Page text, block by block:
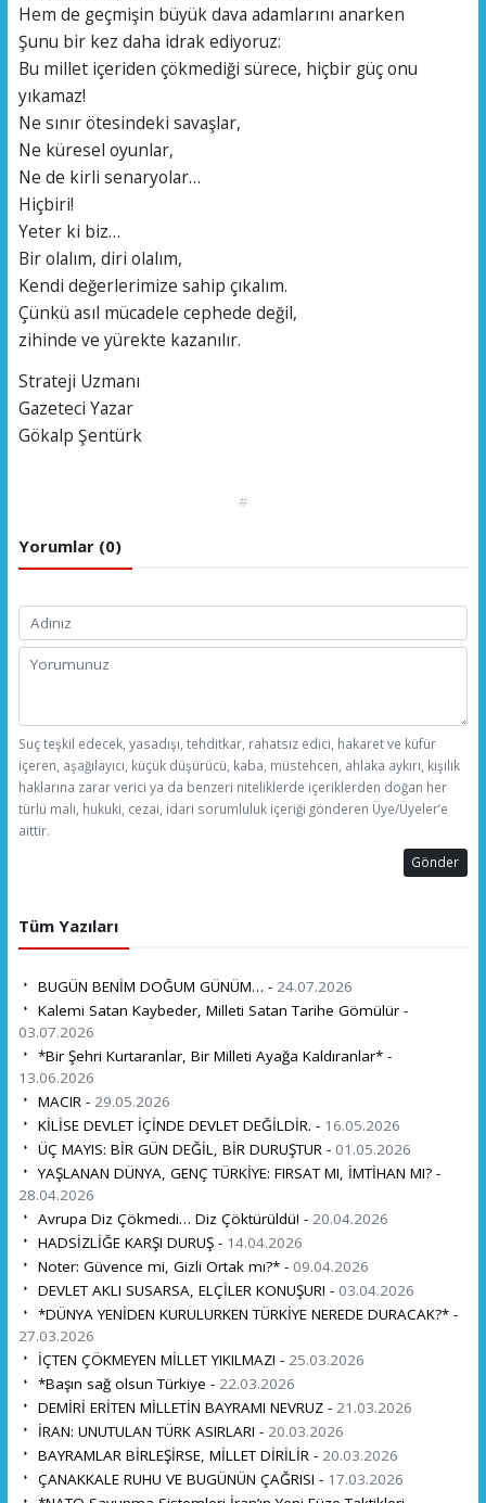
Hem de geçmişin büyük dava adamlarını anarken
Şunu bir kez daha idrak ediyoruz:
Bu millet içeriden çökmediği sürece, hiçbir güç onu
yıkamaz!
Ne sınır ötesindeki savaşlar,
Ne küresel oyunlar,
Ne de kirli senaryolar…
Hiçbiri!
Yeter ki biz…
Bir olalım, diri olalım,
Kendi değerlerimize sahip çıkalım.
Çünkü asıl mücadele cephede değil,
zihinde ve yürekte kazanılır.
Strateji Uzmanı
Gazeteci Yazar
Gökalp Şentürk
#
Yorumlar (0)
Suç teşkil edecek, yasadışı, tehditkar, rahatsız edici, hakaret ve küfür
içeren, aşağılayıcı, küçük düşürücü, kaba, müstehcen, ahlaka aykırı, kişilik
haklarına zarar verici ya da benzeri niteliklerde içeriklerden doğan her
türlü mali, hukuki, cezai, idari sorumluluk içeriği gönderen Üye/Üyeler’e
aittir.
Gönder
Tüm Yazıları
BUGÜN BENİM DOĞUM GÜNÜM… - 24.07.2026
Kalemi Satan Kaybeder, Milleti Satan Tarihe Gömülür -
03.07.2026
*Bir Şehri Kurtaranlar, Bir Milleti Ayağa Kaldıranlar* -
13.06.2026
MACIR - 29.05.2026
KİLİSE DEVLET İÇİNDE DEVLET DEĞİLDİR. - 16.05.2026
ÜÇ MAYIS: BİR GÜN DEĞİL, BİR DURUŞTUR - 01.05.2026
YAŞLANAN DÜNYA, GENÇ TÜRKİYE: FIRSAT MI, İMTİHAN MI? -
28.04.2026
Avrupa Diz Çökmedi… Diz Çöktürüldü! - 20.04.2026
HADSİZLİĞE KARŞI DURUŞ - 14.04.2026
Noter: Güvence mi, Gizli Ortak mı?* - 09.04.2026
DEVLET AKLI SUSARSA, ELÇİLER KONUŞUR! - 03.04.2026
*DÜNYA YENİDEN KURULURKEN TÜRKİYE NEREDE DURACAK?* -
27.03.2026
İÇTEN ÇÖKMEYEN MİLLET YIKILMAZ! - 25.03.2026
*Başın sağ olsun Türkiye - 22.03.2026
DEMİRİ ERİTEN MİLLETİN BAYRAMI NEVRUZ - 21.03.2026
İRAN: UNUTULAN TÜRK ASIRLARI - 20.03.2026
BAYRAMLAR BİRLEŞİRSE, MİLLET DİRİLİR - 20.03.2026
ÇANAKKALE RUHU VE BUGÜNÜN ÇAĞRISI - 17.03.2026